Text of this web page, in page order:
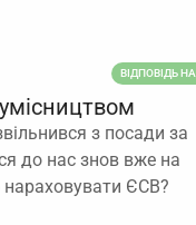
ВІДПОВІДЬ
з посади за
до нас знов вже на
ЄСВ?